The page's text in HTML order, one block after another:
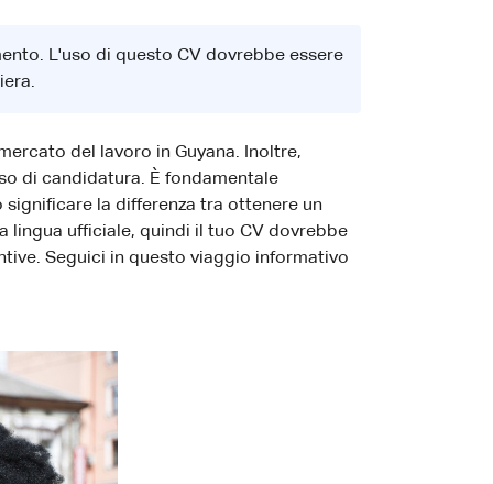
L'uso di questo CV dovrebbe essere
del lavoro in Guyana. Inoltre,
di candidatura. È fondamentale
la differenza tra ottenere un
lingua ufficiale, quindi il tuo CV dovrebbe
Seguici in questo viaggio informativo